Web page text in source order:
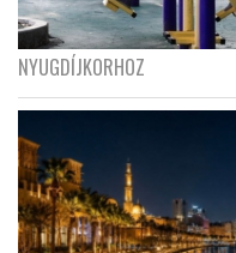
NYUGDÍJKORHOZ